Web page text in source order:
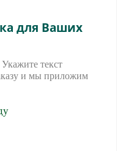
для Ваших
текст
и мы приложим